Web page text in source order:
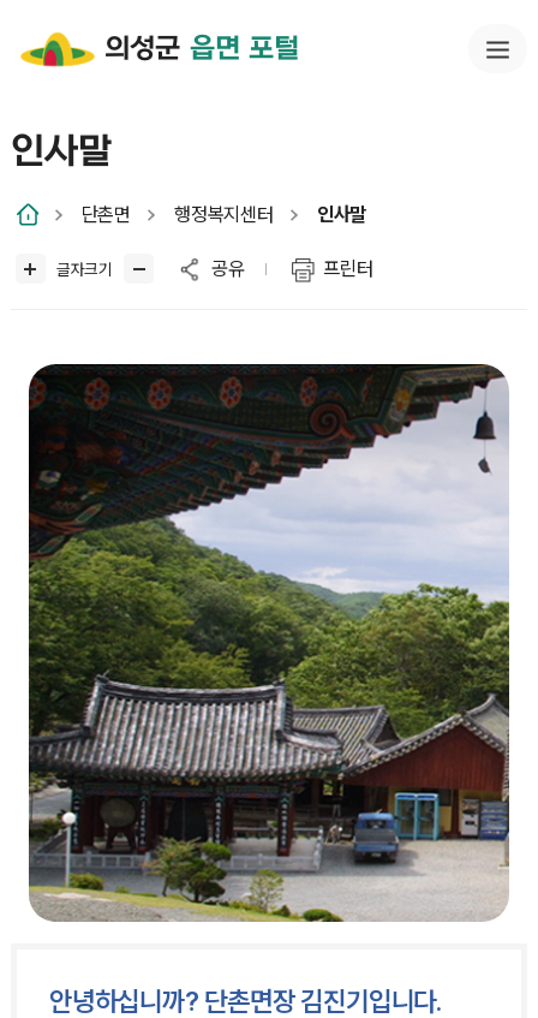
의성군 읍면 포털
인사말
단촌면 행정복지센터 인사말
글자크기 공유 프린터
안녕하십니까? 단촌면장 김진기입니다.